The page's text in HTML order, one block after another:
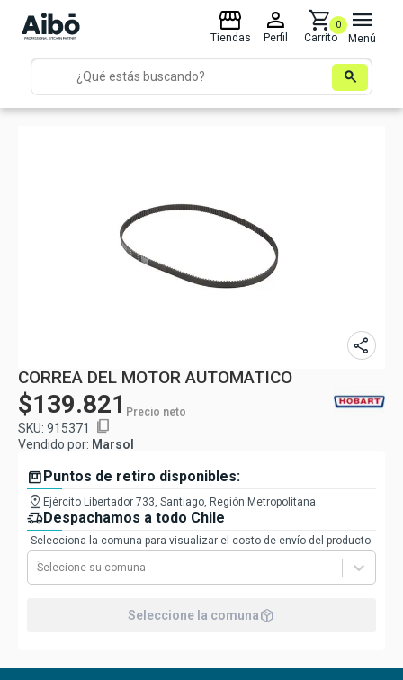
search
storefront
Tiendas
person
Perfil
shopping_cart
Carrito
0 menu
Menú
share
CORREA DEL MOTOR AUTOMATICO
$139.821 Precio neto
SKU: 915371 content_copy
Vendido por: Marsol
boxPuntos de retiro disponibles:
pin_drop Ejército Libertador 733, Santiago, Región Metropolitana
delivery_truck_speedDespachamos a todo Chile
Selecciona la comuna para visualizar el costo de envío del producto:
Selecione su comuna
Seleccione la comunapackage_2